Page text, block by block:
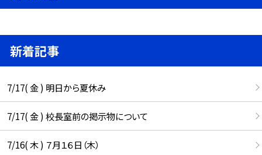
新着記事
7/17( 金 ) 明日から夏休み
7/17( 金 ) 校長室前の掲示物について
7/16( 木 ) ７月１６日（木）